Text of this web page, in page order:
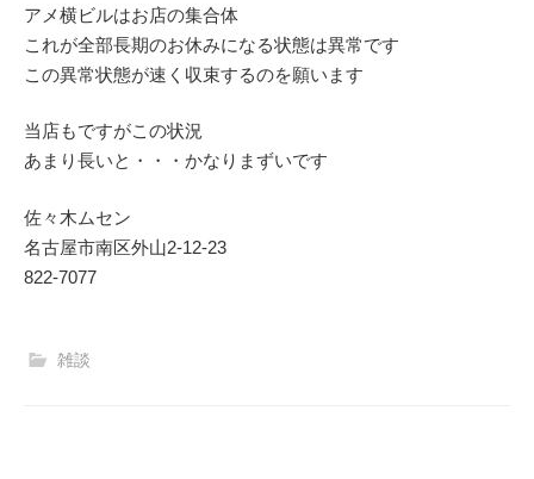
アメ横ビルはお店の集合体
これが全部長期のお休みになる状態は異常です
この異常状態が速く収束するのを願います
当店もですがこの状況
あまり長いと・・・かなりまずいです
佐々木ムセン
名古屋市南区外山2‐12‐23
822-7077
雑談